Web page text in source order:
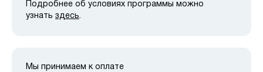
Подробнее об условиях программы можно
узнать здесь.
Мы принимаем к оплате